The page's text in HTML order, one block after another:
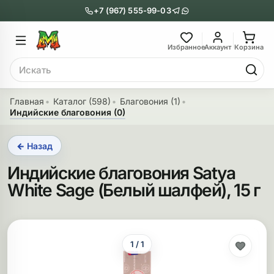
+7 (967) 555-99-03
ИзбранноеАккаунт Корзина
Поиск
Главное меню
Бонги
бонги
с перколятором
бонги
Главное
Трубки
Металлические
Стеклянные
Выпариватели
Главная Каталог (598)
Благовония (1)
Индийские благовония (0)
← Назад
Индийские благовония Satya
White Sage (Белый шалфей), 15 г
1 / 1